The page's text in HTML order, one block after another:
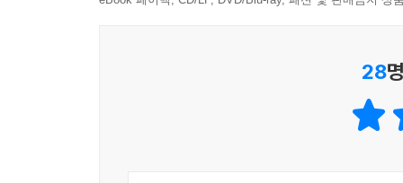
금지나 낙인이 없는 지금도 홀로 걷기는 여성
지적을 했다. 솔닛은 이 책의 한 장을 할애해 걸을
28